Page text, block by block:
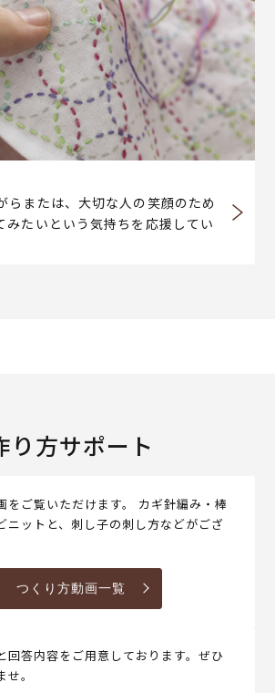
らまたは、大切な人の笑顔のため
みたいという気持ちを応援してい
り方サポート
をご覧いただけます。 カギ針編み・棒
ニットと、刺し子の刺し方などがござ
つくり方動画一覧
回答内容をご用意しております。ぜひ
。